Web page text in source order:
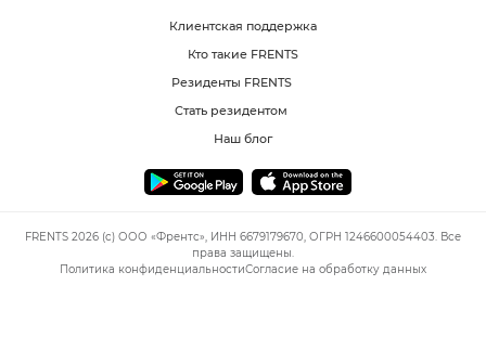
Клиентская поддержка
Кто такие FRENTS
Резиденты FRENTS
Стать резидентом
Наш блог
FRENTS 2026 (c) ООО «Френтс», ИНН 6679179670, ОГРН 1246600054403. Все
права защищены.
Политика конфиденциальностиСогласие на обработку данных